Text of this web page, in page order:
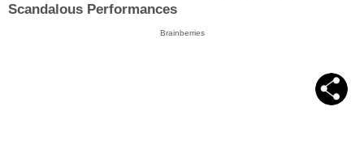
Scandalous Performances
Brainberries